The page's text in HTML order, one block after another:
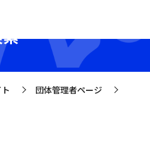
>
団体管理者ページ